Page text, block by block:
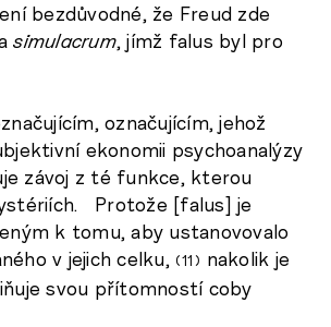
bezdůvodné, že Freud zde
simulacrum, jímž falus byl pro
označujícím, jehož
ekonomii psychoanalýzy
závoj z té funkce, kterou
Protože [falus] je
k tomu, aby ustanovovalo
v jejich celku,
11
nakolik je
svou přítomností coby